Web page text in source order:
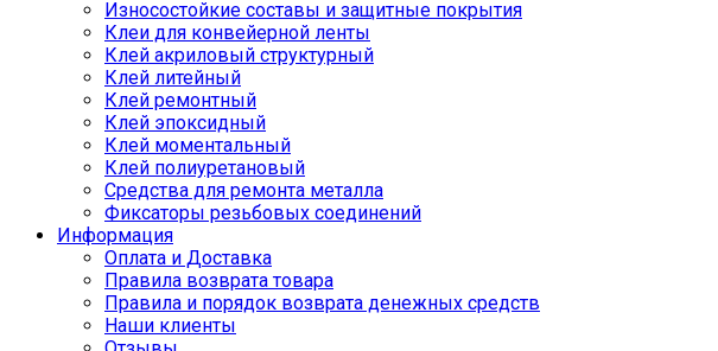
Износостойкие составы и защитные покрытия
Клеи для конвейерной ленты
Клей акриловый структурный
Клей литейный
Клей ремонтный
Клей эпоксидный
Клей моментальный
Клей полиуретановый
Средства для ремонта металла
Фиксаторы резьбовых соединений
Информация
Оплата и Доставка
Правила возврата товара
Правила и порядок возврата денежных средств
Наши клиенты